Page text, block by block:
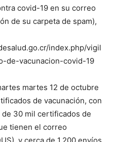
covid-19 en su correo
de su carpeta de spam),
index.php/vigil
de-vacunacion-covid-19
martes 12 de octubre
de vacunación, con
30 mil certificados de
tienen el correo
y cerca de 1.200 envíos